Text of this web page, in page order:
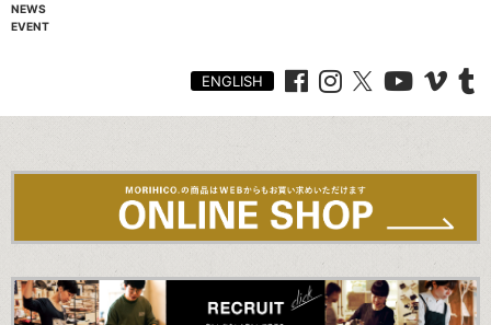
NEWS
EVENT
ENGLISH